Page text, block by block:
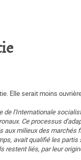
Elle serait moins
de l'Internationale
Ce processus
milieux des marchés
avait qualifié les
liés, par leur